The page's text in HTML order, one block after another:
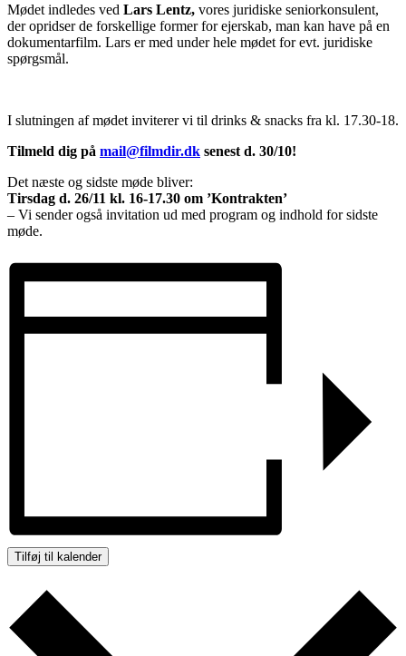
Mødet indledes ved Lars Lentz, vores juridiske seniorkonsulent,
der opridser de forskellige former for ejerskab, man kan have på en
dokumentarfilm. Lars er med under hele mødet for evt. juridiske
spørgsmål.
I slutningen af mødet inviterer vi til drinks & snacks fra kl. 17.30-18.
Tilmeld dig på mail@filmdir.dk senest d. 30/10!
Det næste og sidste møde bliver:
Tirsdag d. 26/11 kl. 16-17.30 om ’Kontrakten’
– Vi sender også invitation ud med program og indhold for sidste
møde.
Tilføj til kalender